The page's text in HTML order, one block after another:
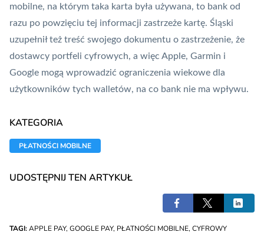
mobilne, na którym taka karta była używana, to bank od
razu po powzięciu tej informacji zastrzeże kartę. Śląski
uzupełnił też treść swojego dokumentu o zastrzeżenie, że
dostawcy portfeli cyfrowych, a więc Apple, Garmin i
Google mogą wprowadzić ograniczenia wiekowe dla
użytkowników tych walletów, na co bank nie ma wpływu.
KATEGORIA
PŁATNOŚCI MOBILNE
UDOSTĘPNIJ TEN ARTYKUŁ
TAGI:APPLE PAY, GOOGLE PAY, PŁATNOŚCI MOBILNE, CYFROWY